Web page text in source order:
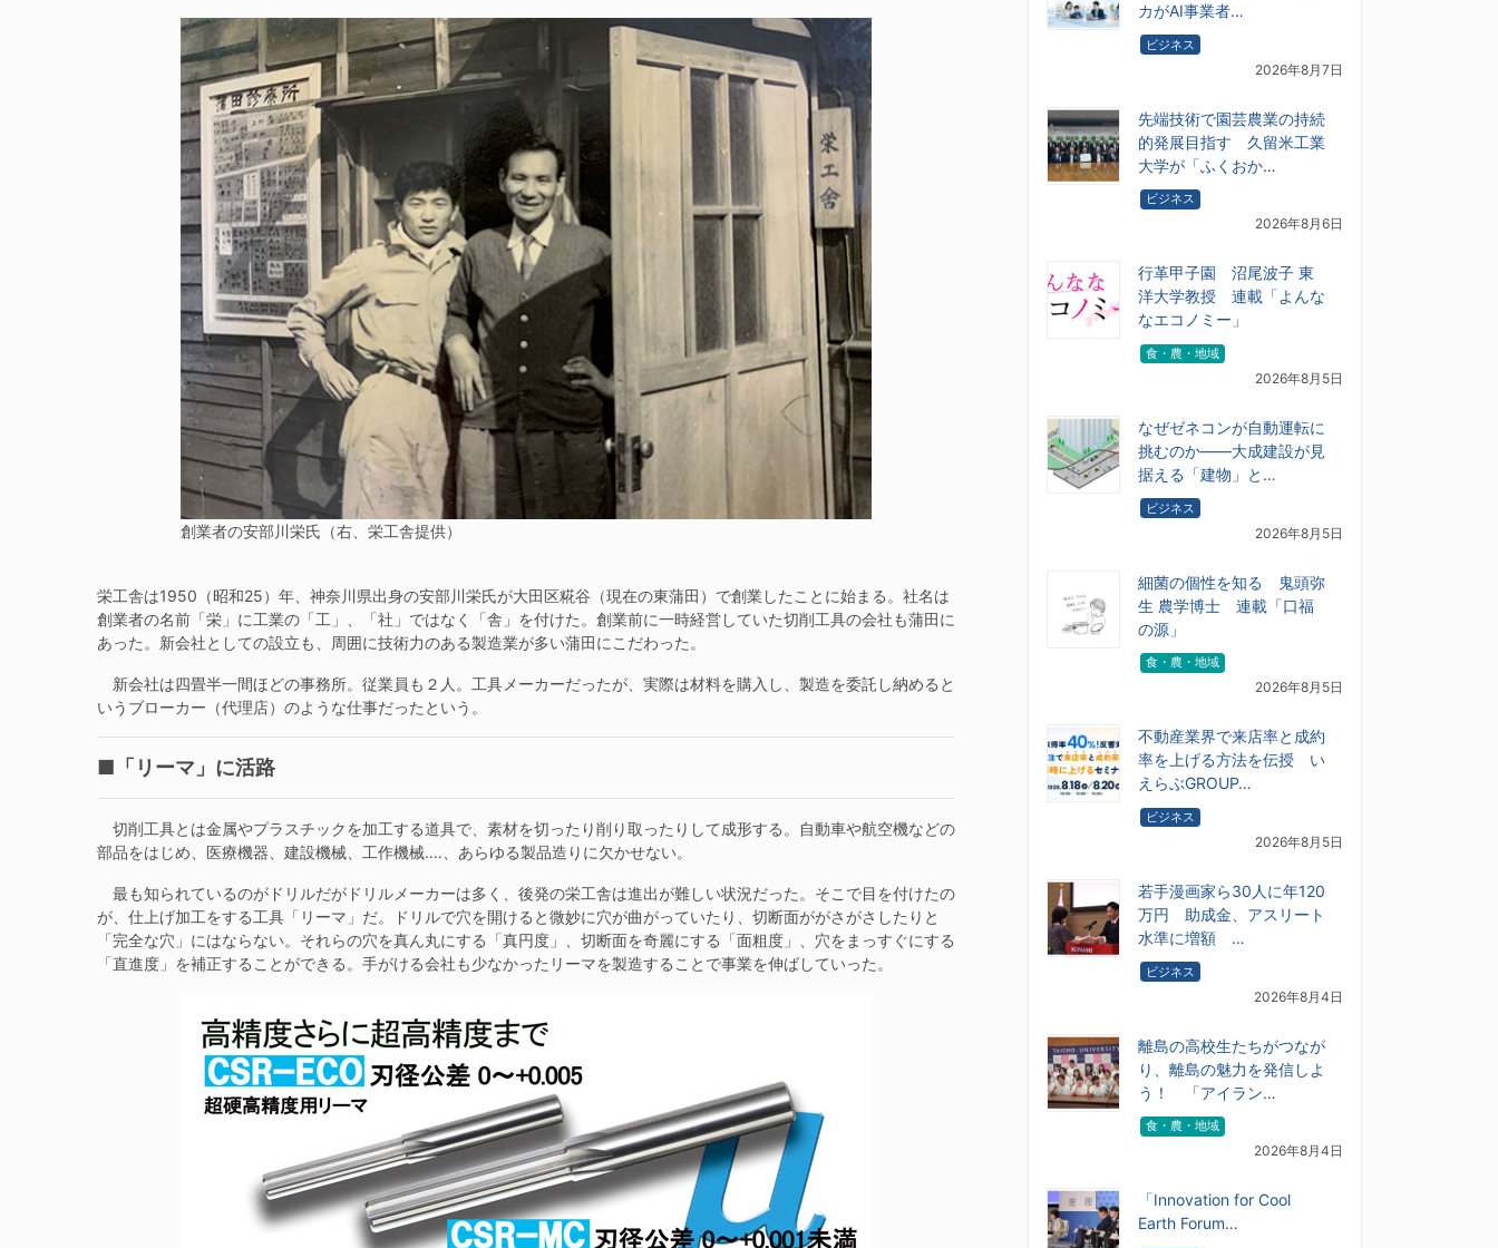
創業者の安部川栄氏（右、栄工舎提供）
栄工舎は1950（昭和25）年、神奈川県出身の安部川栄氏が大田区糀谷（現在の東蒲田）で創業したことに始まる。社名は
創業者の名前「栄」に工業の「工」、「社」ではなく「舎」を付けた。創業前に一時経営していた切削工具の会社も蒲田に
あった。新会社としての設立も、周囲に技術力のある製造業が多い蒲田にこだわった。
新会社は四畳半一間ほどの事務所。従業員も２人。工具メーカーだったが、実際は材料を購入し、製造を委託し納めると
いうブローカー（代理店）のような仕事だったという。
■「リーマ」に活路
切削工具とは金属やプラスチックを加工する道具で、素材を切ったり削り取ったりして成形する。自動車や航空機などの
部品をはじめ、医療機器、建設機械、工作機械‥‥、あらゆる製品造りに欠かせない。
最も知られているのがドリルだがドリルメーカーは多く、後発の栄工舎は進出が難しい状況だった。そこで目を付けたの
が、仕上げ加工をする工具「リーマ」だ。ドリルで穴を開けると微妙に穴が曲がっていたり、切断面ががさがさしたりと
「完全な穴」にはならない。それらの穴を真ん丸にする「真円度」、切断面を奇麗にする「面粗度」、穴をまっすぐにする
「直進度」を補正することができる。手がける会社も少なかったリーマを製造することで事業を伸ばしていった。
カがAI事業者…
ビジネス
2026年8月7日
先端技術で園芸農業の持続
的発展目指す 久留米工業
大学が「ふくおか…
ビジネス
2026年8月6日
行革甲子園 沼尾波子 東
洋大学教授 連載「よんな
なエコノミー」
食・農・地域
2026年8月5日
なぜゼネコンが自動運転に
挑むのか――大成建設が見
据える「建物」と…
ビジネス
2026年8月5日
細菌の個性を知る 鬼頭弥
生 農学博士 連載「口福
の源」
食・農・地域
2026年8月5日
不動産業界で来店率と成約
率を上げる方法を伝授 い
えらぶGROUP…
ビジネス
2026年8月5日
若手漫画家ら30人に年120
万円 助成金、アスリート
水準に増額 …
ビジネス
2026年8月4日
離島の高校生たちがつなが
り、離島の魅力を発信しよ
う！ 「アイラン…
食・農・地域
2026年8月4日
「Innovation for Cool
Earth Forum…